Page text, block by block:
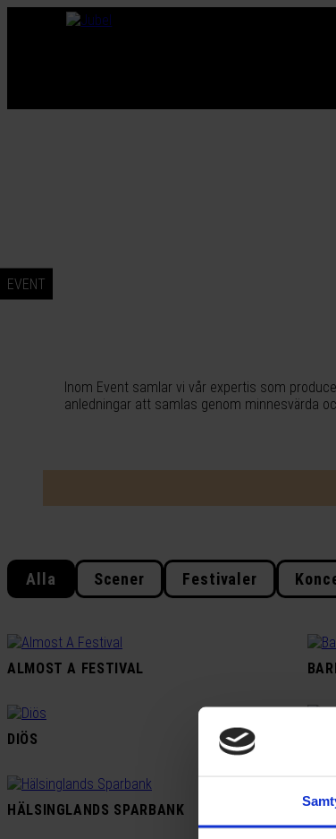
EVENT
Inom Event samlar vi vår expertis som
anledningar att samlas genom minnesvärda
Alla Scener Festivaler
ALMOST A FESTIVAL
DIÖS
HÄLSINGLANDS SPARBANK